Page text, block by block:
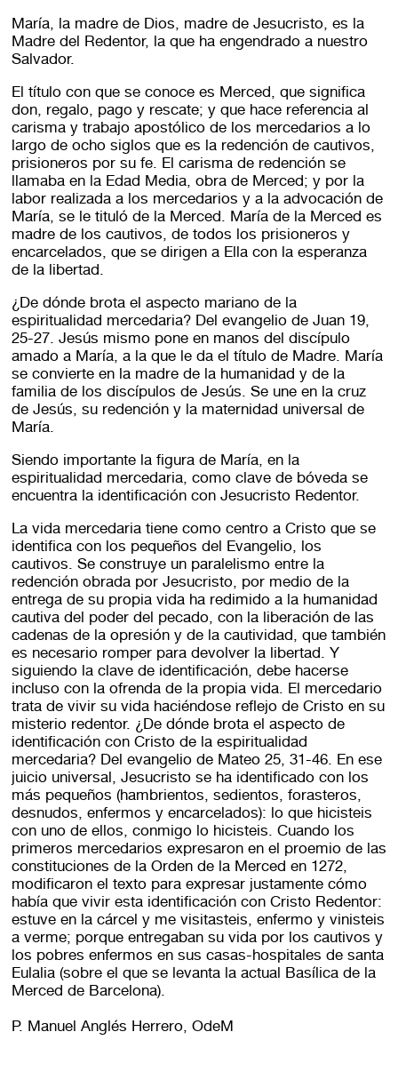
María, la madre de Dios, madre de Jesucristo, es la
Madre del Redentor, la que ha engendrado a nuestro
Salvador.
El título con que se conoce es Merced, que significa
don, regalo, pago y rescate; y que hace referencia al
carisma y trabajo apostólico de los mercedarios a lo
largo de ocho siglos que es la redención de cautivos,
prisioneros por su fe. El carisma de redención se
llamaba en la Edad Media, obra de Merced; y por la
labor realizada a los mercedarios y a la advocación de
María, se le tituló de la Merced. María de la Merced es
madre de los cautivos, de todos los prisioneros y
encarcelados, que se dirigen a Ella con la esperanza
de la libertad.
¿De dónde brota el aspecto mariano de la
espiritualidad mercedaria? Del evangelio de Juan 19,
25-27. Jesús mismo pone en manos del discípulo
amado a María, a la que le da el título de Madre. María
se convierte en la madre de la humanidad y de la
familia de los discípulos de Jesús. Se une en la cruz
de Jesús, su redención y la maternidad universal de
María.
Siendo importante la figura de María, en la
espiritualidad mercedaria, como clave de bóveda se
encuentra la identificación con Jesucristo Redentor.
La vida mercedaria tiene como centro a Cristo que se
identifica con los pequeños del Evangelio, los
cautivos. Se construye un paralelismo entre la
redención obrada por Jesucristo, por medio de la
entrega de su propia vida ha redimido a la humanidad
cautiva del poder del pecado, con la liberación de las
cadenas de la opresión y de la cautividad, que también
es necesario romper para devolver la libertad. Y
siguiendo la clave de identificación, debe hacerse
incluso con la ofrenda de la propia vida. El mercedario
trata de vivir su vida haciéndose reflejo de Cristo en su
misterio redentor. ¿De dónde brota el aspecto de
identificación con Cristo de la espiritualidad
mercedaria? Del evangelio de Mateo 25, 31-46. En ese
juicio universal, Jesucristo se ha identificado con los
más pequeños (hambrientos, sedientos, forasteros,
desnudos, enfermos y encarcelados): lo que hicisteis
con uno de ellos, conmigo lo hicisteis. Cuando los
primeros mercedarios expresaron en el proemio de las
constituciones de la Orden de la Merced en 1272,
modificaron el texto para expresar justamente cómo
había que vivir esta identificación con Cristo Redentor:
estuve en la cárcel y me visitasteis, enfermo y vinisteis
a verme; porque entregaban su vida por los cautivos y
los pobres enfermos en sus casas-hospitales de santa
Eulalia (sobre el que se levanta la actual Basílica de la
Merced de Barcelona).
P. Manuel Anglés Herrero, OdeM